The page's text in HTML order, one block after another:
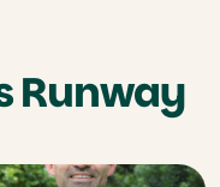
Runway